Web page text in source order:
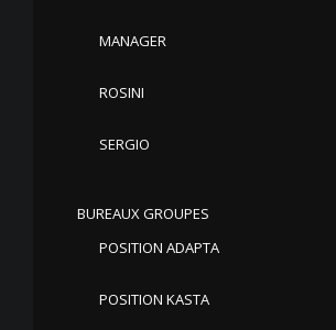
MANAGER
ROSINI
SERGIO
BUREAUX GROUPES
POSITION ADAPTA
POSITION KASTA